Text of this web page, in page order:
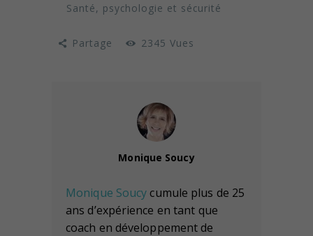
Santé, psychologie et sécurité
Partage 2345 Vues
Monique Soucy
Monique Soucycumule plus de 25
ans d’expérience en tant que
coach en développement de